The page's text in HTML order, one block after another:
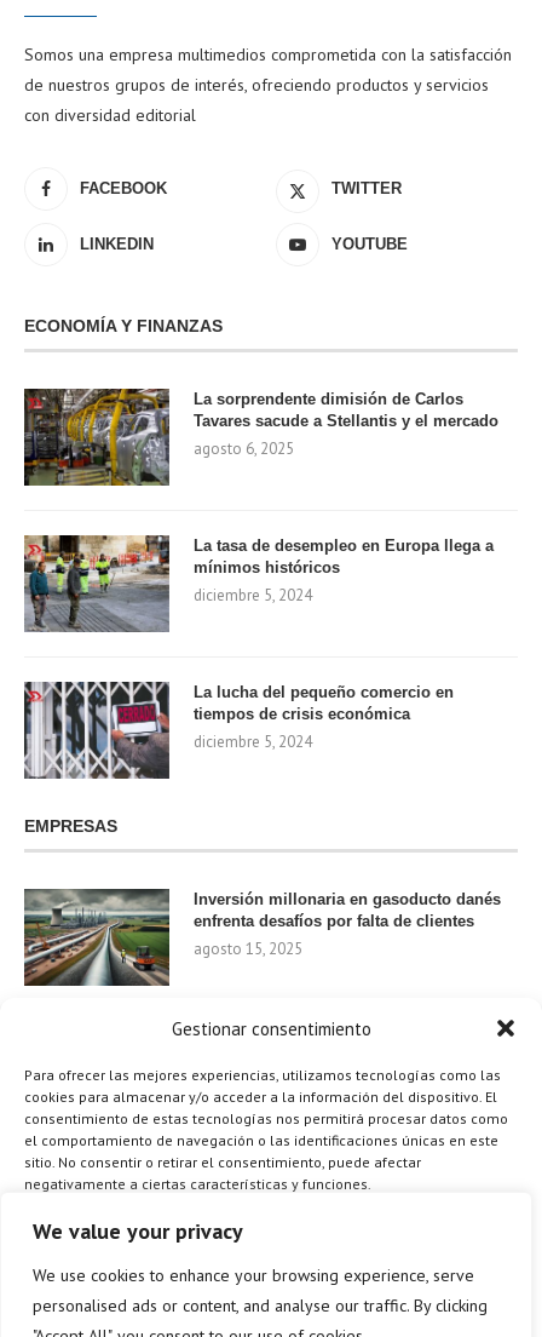
We value your privacy
We use cookies to enhance your browsing experience, serve
personalised ads or content, and analyse our traffic. By clicking
Gestionar consentimiento
Para ofrecer las mejores experiencias, utilizamos tecnologías como las
cookies para almacenar y/o acceder a la información del dispositivo. El
consentimiento de estas tecnologías nos permitirá procesar datos como
el comportamiento de navegación o las identificaciones únicas en este
sitio. No consentir o retirar el consentimiento, puede afectar
negativamente a ciertas características y funciones.
Gestionar los servicios
ACEPTAR
Somos una empresa multimedios comprometida con la satisfacción
de nuestros grupos de interés, ofreciendo productos y servicios
con diversidad editorial
FACEBOOK TWITTER
LINKEDIN YOUTUBE
ECONOMÍA Y FINANZAS
La sorprendente dimisión de Carlos
Tavares sacude a Stellantis y el mercado
agosto 6, 2025
La tasa de desempleo en Europa llega a
mínimos históricos
diciembre 5, 2024
La lucha del pequeño comercio en
tiempos de crisis económica
diciembre 5, 2024
EMPRESAS
Inversión millonaria en gasoducto danés
enfrenta desafíos por falta de clientes
agosto 15, 2025
de IA para 2024
agosto 9, 2025
¿Cómo el Método de Tres Sillas de Walt
Productividad?